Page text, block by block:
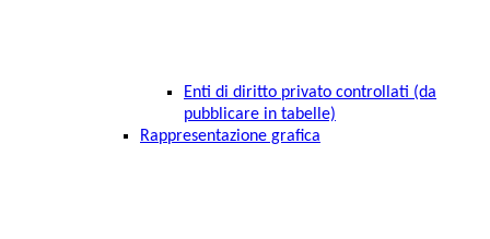
Enti di diritto privato controllati (da
pubblicare in tabelle)
Rappresentazione grafica